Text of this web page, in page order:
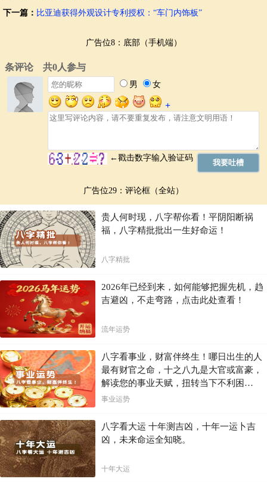
下一篇： 比亚迪获得外观设计专利授权：“车门内饰板”
广告位8：底部（手机端）
广告位29：评论框（全站）
贵人何时现，八字帮你看！平阴阳断祸
福，八字精批批出一生好命运！
八字精批
2026年已经到来，如何能够把握先机，趋
吉避凶，不走弯路，点击此处查看！
流年运势
八字看事业，财富伴终生！哪日出生的人
最有财官之命，十之八九是大官或富豪，
解读您的事业天赋，扭转当下不利困
局！！
事业运势
八字看大运 十年测吉凶，十年一运卜吉
凶，未来命运全知晓。
十年大运